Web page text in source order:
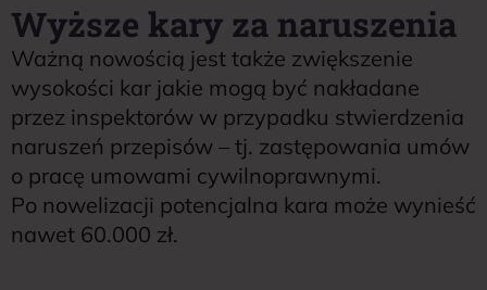
Wyższe kary za naruszenia
Ważną nowością jest także zwiększenie
wysokości kar jakie mogą być nakładane
przez inspektorów w przypadku stwierdzenia
naruszeń przepisów – tj. zastępowania umów
o pracę umowami cywilnoprawnymi.
Po nowelizacji potencjalna kara może wynieść
nawet 60.000 zł.